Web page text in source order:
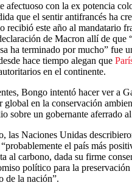
afectuoso con la ex potencia
que el sentir antifrancés ha
recibió este año al mandatario
de Macron allí de que
ha terminado por mucho” fue
hace tiempo alegan que
en el continente.
Bongo intentó hacer ver a
global en la conservación
sobre un gobernante aferrado
las Naciones Unidas
el país más
al carbono, dada su firme
político para la
de la nación”.